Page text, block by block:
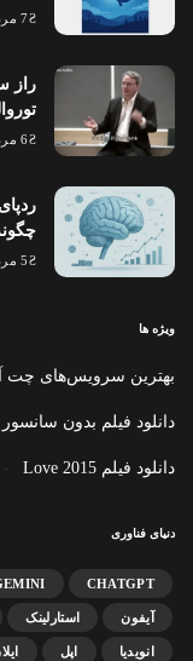
7 مرداد 1405
راز
6 مرداد 1405
5 مرداد 1405
ویژه ها
بهترین سرویس‌های چت
دانلود فیلم بدون سانسور
دانلود فیلم Love 2015
دنیای فناوری
CHATGPT
آیفون استارلینک
انویدیا اپل